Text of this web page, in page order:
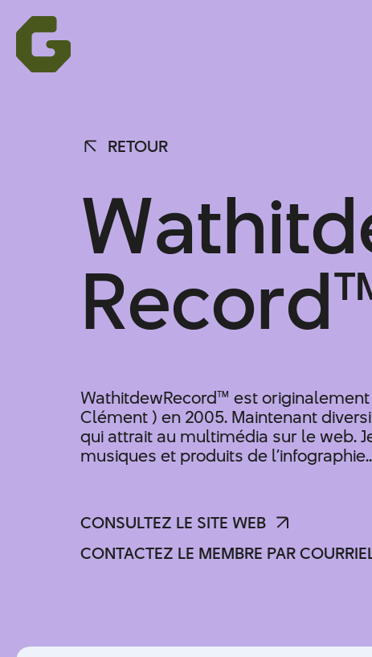
RETOUR
Wathitd
Record
WathitdewRecord™ est
Clément ) en 2005. Maintenant
qui attrait au multimédia sur le web.
musiques et produits de
CONSULTEZ LE SITE WEB
CONSULTEZ LE SITE WEB
CONTACTEZ LE MEMBRE PAR